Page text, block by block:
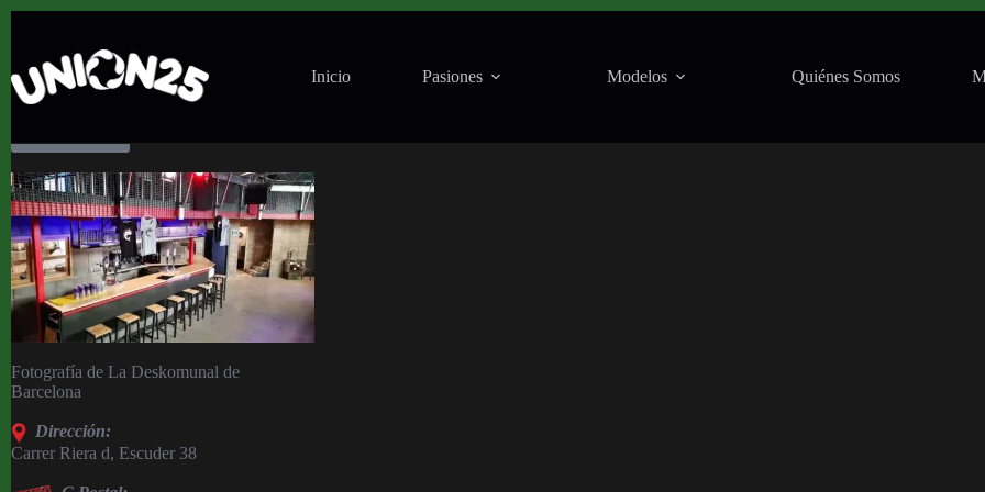
Inicio Pasiones Modelos Quiénes Somos
La Deskomunal
Fotografía de La Deskomunal de
Barcelona
Dirección:
Carrer Riera d, Escuder 38